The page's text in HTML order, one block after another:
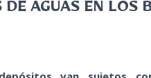
AGUAS EN LOS